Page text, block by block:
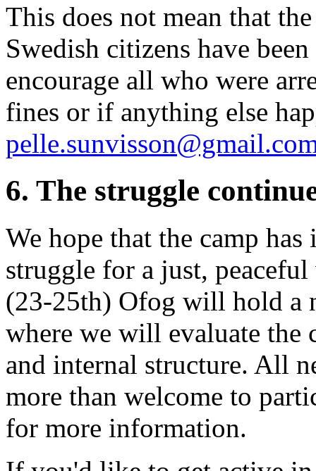
This does not mean that
Swedish citizens have
encourage all who were
fines or if anything else
6. The struggle
We hope that the camp
struggle for a just,
(23-25th) Ofog will hold a
where we will evaluate the
and internal structure. All
more than welcome to
for more information.